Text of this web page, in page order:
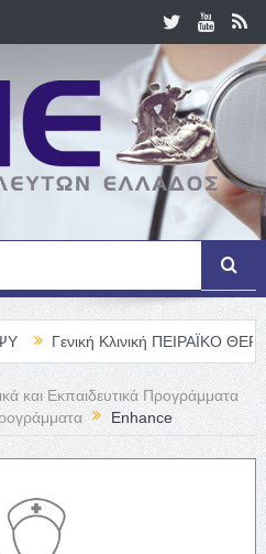
Κλινική ΠΕΙΡΑΪΚΟ
και Εκπαιδευτικά Προγράμματα
Enhance